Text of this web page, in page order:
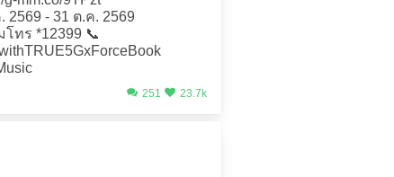
2569 - 31 ต.ค. 2569
ทร *12399 📞
251 23.7k